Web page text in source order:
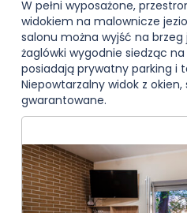
W pełni wyposażone,
widokiem na malownicze
salonu można wyjść na
żaglówki wygodnie siedząc
posiadają prywatny parking i
Niepowtarzalny widok z
gwarantowane.